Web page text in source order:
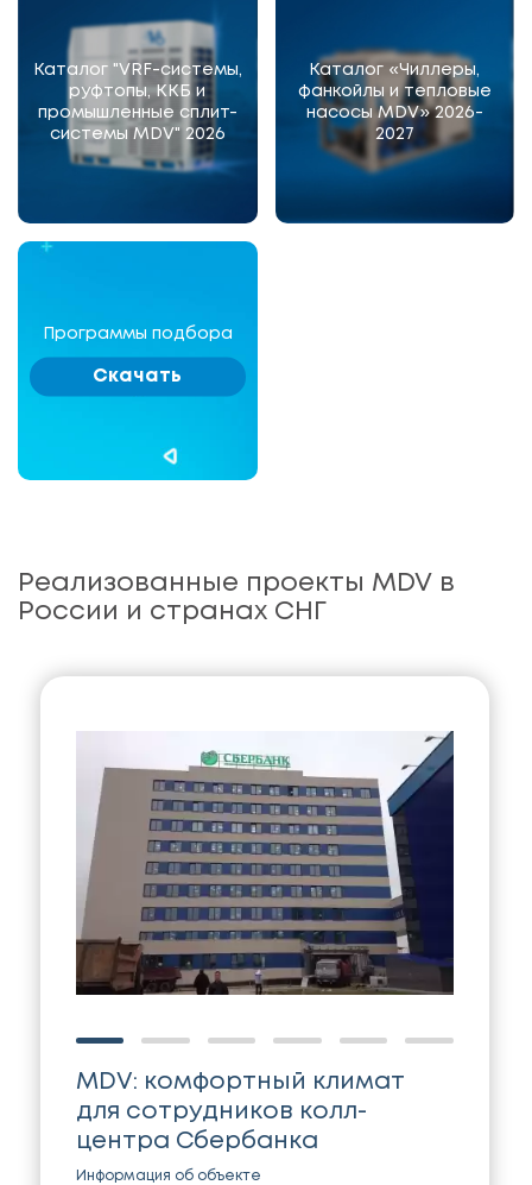
Каталог "VRF-системы,
руфтопы, ККБ и
промышленные сплит-
системы MDV" 2026
Каталог «Чиллеры,
фанкойлы и тепловые
насосы MDV» 2026-
2027
Программы подбора
Скачать
Реализованные проекты MDV в
России и странах СНГ
MDV: комфортный климат
для сотрудников колл-
центра Сбербанка
Информация об объекте